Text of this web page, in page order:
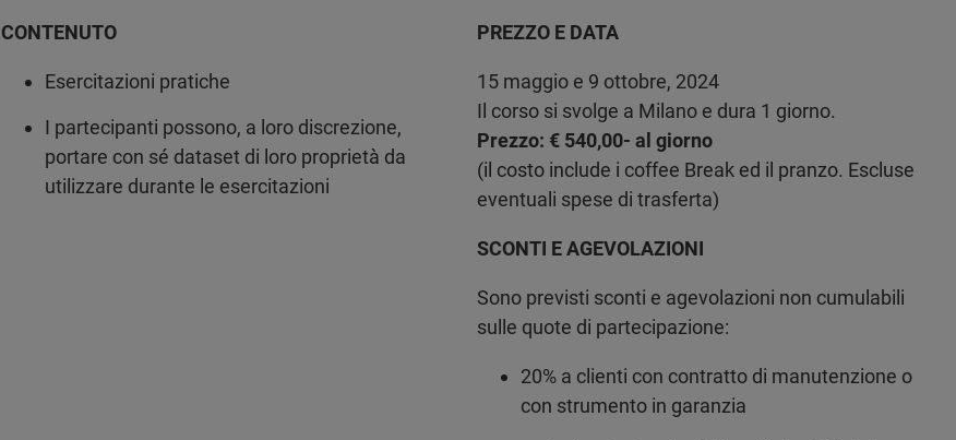
CONTENUTO
Esercitazioni pratiche
I partecipanti possono, a loro discrezione,
portare con sé dataset di loro proprietà da
utilizzare durante le esercitazioni
PREZZO E DATA
15 maggio e 9 ottobre, 2024
Il corso si svolge a Milano e dura 1 giorno.
Prezzo: € 540,00- al giorno
(il costo include i coffee Break ed il pranzo. Escluse
eventuali spese di trasferta)
SCONTI E AGEVOLAZIONI
Sono previsti sconti e agevolazioni non cumulabili
sulle quote di partecipazione:
20% a clienti con contratto di manutenzione o
con strumento in garanzia